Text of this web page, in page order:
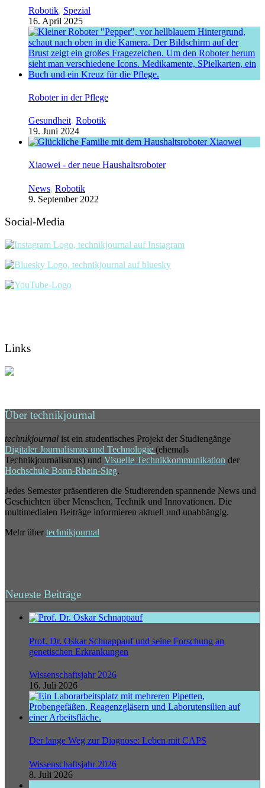
Robotik, Spezial
16. April 2025
Roboter in der Pflege
Gesundheit, Robotik
19. Juni 2024
Xiaowei - der neue Haushaltsroboter
News, Robotik
9. September 2022
Social-Media
Links
Über technikjournal
technikjournal ist ein studentisches Projekt der Studiengänge
Digitaler Journalismus und Technologie (ehemals
Technikjournalismus) und Visuelle Technikkommunikation der
Hochschule Bonn-Rhein-Sieg.
Jedes Semester präsentieren die Studierenden spannende News und
Geschichten über Menschen, Technik und Innovationen. Die
multimedialen Beiträge informieren aktuell und unabhängig.
Mehr über technikjournal
Neueste Beiträge
Prof. Dr. Oskar Schnappauf und seine Forschung an
genetischen Erkrankungen
Wissenschaftsjahr 2026
16. Juli 2026
Der lange Weg zur Diagnose: Leben mit CAPS
Wissenschaftsjahr 2026
8. Juli 2026